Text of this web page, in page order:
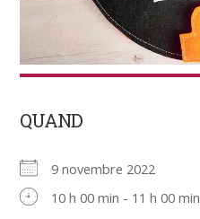
QUAND
9 novembre 2022
10 h 00 min - 11 h 00 min